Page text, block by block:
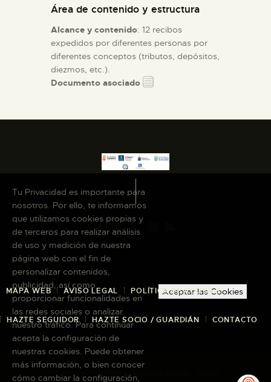
Área de contenido y estructura
Alcance y contenido: 12 recibos
expedidos por diferentes personas por
diferentes conceptos (tributos, depósitos,
diezmos, etc.).
Documento asociado
MAPA WEB AVISO LEGAL POLÍTICA DE COOKIES
HAZTE SEGUIDOR HAZTE SOCIO / GUARDIÁN CONTACTO
Copyright © 2026 El Museo Canario · Todos
Tu Privacidad es importante para
nosotros. Por ello, te informamos
que utilizamos cookies propias y
de terceros para realizar análisis
de uso y medición de nuestra
página web con el fin de
personalizar contenidos,
publicidad, así como
proporcionar funcionalidades en
las redes sociales o analizar
nuestro tráfico. Para continuar
acepta la configuración de
nuestras cookies. Puede obtener
más información, o bien conocer
cómo cambiar la configuración,
Aceptar las Cookies